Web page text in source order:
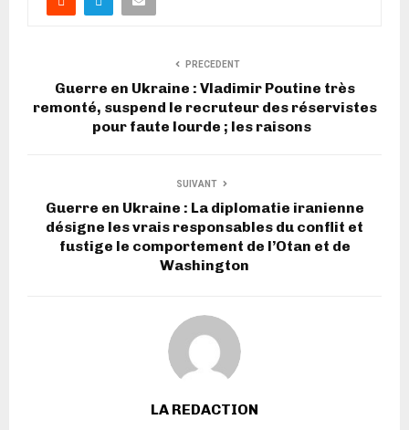
PRECEDENT
Guerre en Ukraine : Vladimir Poutine très
remonté, suspend le recruteur des réservistes
pour faute lourde ; les raisons
SUIVANT
Guerre en Ukraine : La diplomatie iranienne
désigne les vrais responsables du conflit et
fustige le comportement de l’Otan et de
Washington
LA REDACTION